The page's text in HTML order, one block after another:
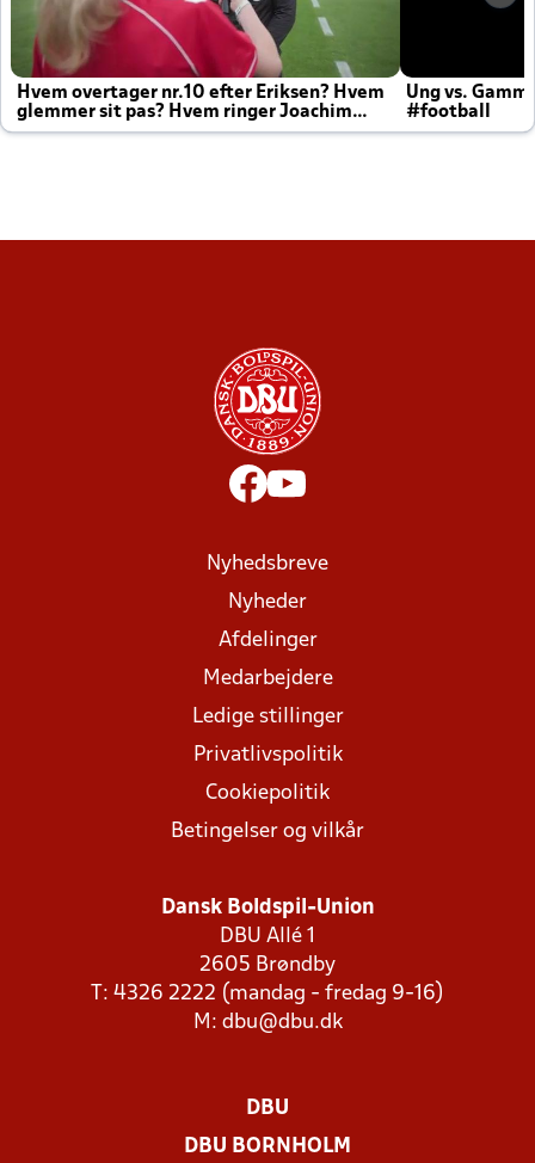
Hvem overtager nr.10 efter Eriksen? Hvem
glemmer sit pas? Hvem ringer Joachim
altid til efter kampe?
Ung vs.
#football
Nyhedsbreve
Nyheder
Afdelinger
Medarbejdere
Ledige stillinger
Privatlivspolitik
Cookiepolitik
Betingelser og vilkår
Dansk Boldspil-Union
DBU Allé 1
2605 Brøndby
T: 4326 2222 (mandag - fredag 9-16)
M: dbu@dbu.dk
DBU
DBU BORNHOLM